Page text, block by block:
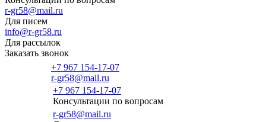
r-gr58@mail.ru
Для писем
info@r-gr58.ru
Для рассылок
Заказать звонок
+7 967 154-17-07
r-gr58@mail.ru
+7 967 154-17-07
Консультации по вопросам
r-gr58@mail.ru